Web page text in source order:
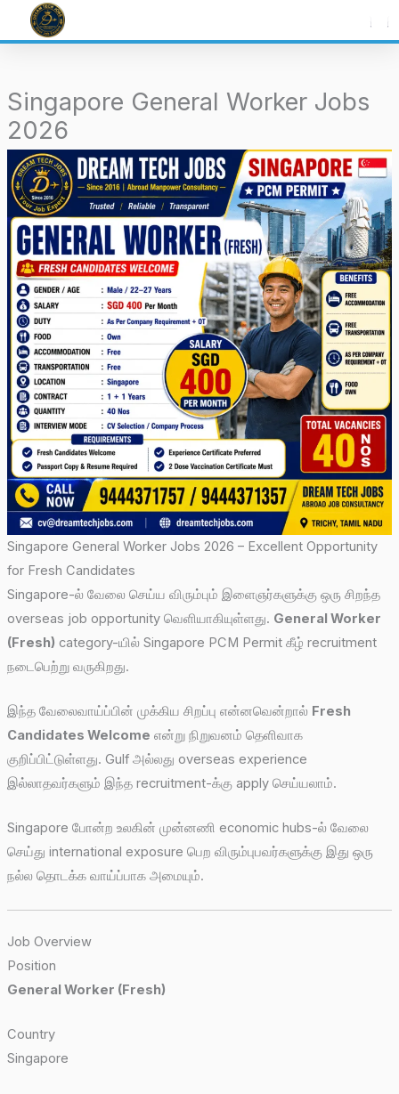
Singapore General Worker Jobs
2026
Singapore General Worker Jobs 2026 – Excellent Opportunity
for Fresh Candidates
Singapore-ல் வேலை செய்ய விரும்பும் இளைஞர்களுக்கு ஒரு சிறந்த
overseas job opportunity வெளியாகியுள்ளது. General Worker
(Fresh) category-யில் Singapore PCM Permit கீழ் recruitment
நடைபெற்று வருகிறது.
இந்த வேலைவாய்ப்பின் முக்கிய சிறப்பு என்னவென்றால் Fresh
Candidates Welcome என்று நிறுவனம் தெளிவாக
குறிப்பிட்டுள்ளது. Gulf அல்லது overseas experience
இல்லாதவர்களும் இந்த recruitment-க்கு apply செய்யலாம்.
Singapore போன்ற உலகின் முன்னணி economic hubs-ல் வேலை
செய்து international exposure பெற விரும்புபவர்களுக்கு இது ஒரு
நல்ல தொடக்க வாய்ப்பாக அமையும்.
Job Overview
Position
General Worker (Fresh)
Country
Singapore